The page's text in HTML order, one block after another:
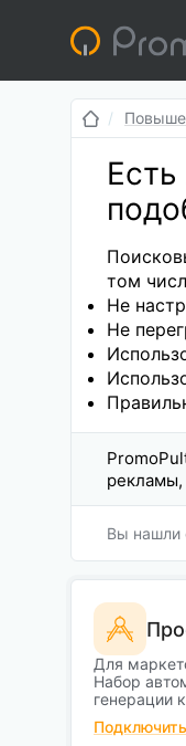
том
Не
Не
Вы нашли
Для
Набор
генерации
Подключить